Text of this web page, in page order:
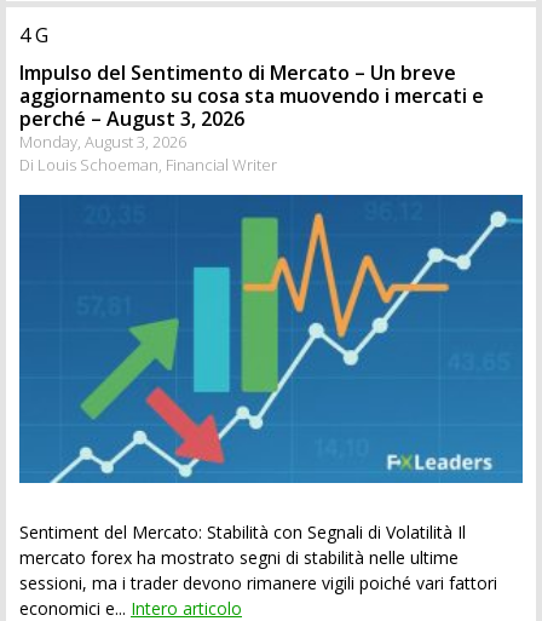
4 G
Impulso del Sentimento di Mercato – Un breve
aggiornamento su cosa sta muovendo i mercati e
perché – August 3, 2026
Monday, August 3, 2026
Di Louis Schoeman, Financial Writer
Sentiment del Mercato: Stabilità con Segnali di Volatilità Il
mercato forex ha mostrato segni di stabilità nelle ultime
sessioni, ma i trader devono rimanere vigili poiché vari fattori
economici e... Intero articolo